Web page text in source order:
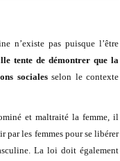
n’existe pas puisque l’être
tente de démontrer que la
socialesselon le contexte
et maltraité la femme, il
les femmes pour se libérer
La loi doit également